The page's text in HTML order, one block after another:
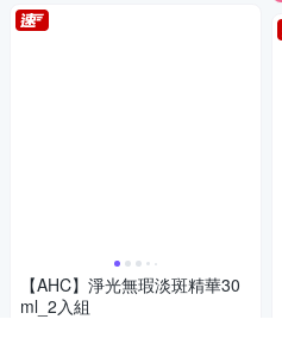
【AHC】淨光無瑕淡斑精華30
ml_2入組